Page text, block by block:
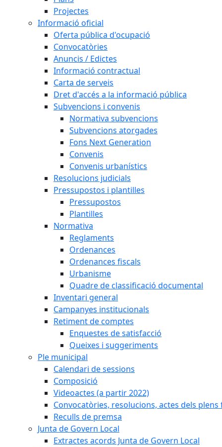
Projectes
Informació oficial
Oferta pública d'ocupació
Convocatòries
Anuncis / Edictes
Informació contractual
Carta de serveis
Dret d'accés a la informació pública
Subvencions i convenis
Normativa subvencions
Subvencions atorgades
Fons Next Generation
Convenis
Convenis urbanístics
Resolucions judicials
Pressupostos i plantilles
Pressupostos
Plantilles
Normativa
Reglaments
Ordenances
Ordenances fiscals
Urbanisme
Quadre de classificació documental
Inventari general
Campanyes institucionals
Retiment de comptes
Enquestes de satisfacció
Queixes i suggeriments
Ple municipal
Calendari de sessions
Composició
Videoactes (a partir 2022)
Convocatòries, resolucions, actes dels plens
Reculls de premsa
Junta de Govern Local
Extractes acords Junta de Govern Local